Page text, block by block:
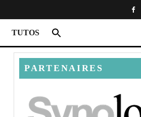
TUTOS
PARTENAIRES